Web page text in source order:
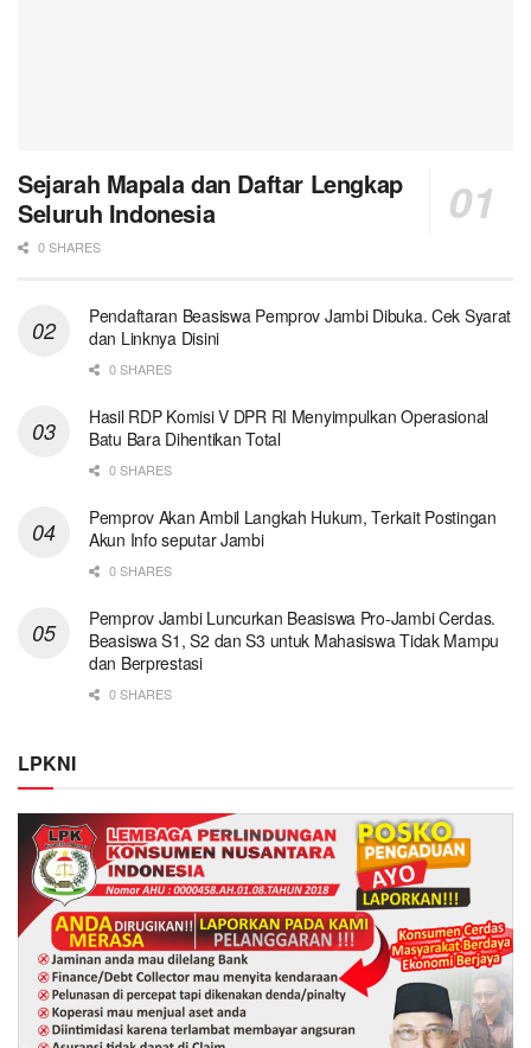
Sejarah Mapala dan Daftar Lengkap
Seluruh Indonesia
0 SHARES
Pendaftaran Beasiswa Pemprov Jambi Dibuka. Cek Syarat
dan Linknya Disini
0 SHARES
Hasil RDP Komisi V DPR RI Menyimpulkan Operasional
Batu Bara Dihentikan Total
0 SHARES
Pemprov Akan Ambil Langkah Hukum, Terkait Postingan
Akun Info seputar Jambi
0 SHARES
Pemprov Jambi Luncurkan Beasiswa Pro-Jambi Cerdas.
Beasiswa S1, S2 dan S3 untuk Mahasiswa Tidak Mampu
dan Berprestasi
0 SHARES
LPKNI